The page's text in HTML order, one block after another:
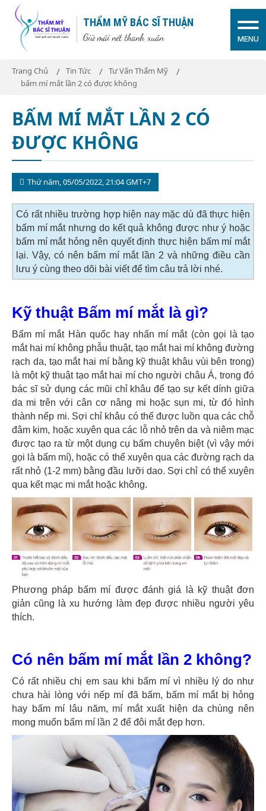
THẨM MỸ BÁC SĨ THUẬN
Giữ mãi nét thanh xuân MENU
Trang Chủ Tin Tức
Tư Vấn Thẩm Mỹ
bấm mí mắt lần 2 có được không
BẤM MÍ MẮT LẦN 2 CÓ
ĐƯỢC KHÔNG
Thứ năm, 05/05/2022, 21:04 GMT+7
Có rất nhiều trường hợp hiện nay mặc dù đã thực hiện
bấm mí mắt nhưng do kết quả không được như ý hoặc
bấm mí mắt hỏng nên quyết định thực hiện bấm mí mắt
lại. Vậy, có nên bấm mí mắt lần 2 và những điều cần
lưu ý cùng theo dõi bài viết để tìm câu trả lời nhé.
Kỹ thuật Bấm mí mắt là gì?
Bấm mí mắt Hàn quốc hay nhấn mí mắt (còn gọi là tạo
mắt hai mí không phẫu thuật, tạo mắt hai mí không đường
rạch da, tạo mắt hai mí bằng kỹ thuật khâu vùi bên trong)
là một kỹ thuật tạo mắt hai mí cho người châu Á, trong đó
bác sĩ sử dụng các mũi chỉ khâu để tạo sự kết dính giữa
da mi trên với cân cơ nâng mi hoặc sụn mi, từ đó hình
thành nếp mi. Sợi chỉ khâu có thể được luồn qua các chỗ
đâm kim, hoặc xuyên qua các lỗ nhỏ trên da và niêm mạc
được tạo ra từ một dụng cụ bấm chuyên biệt (vì vậy mới
gọi là bấm mí), hoặc có thể xuyên qua các đường rạch da
rất nhỏ (1-2 mm) bằng đầu lưỡi dao. Sợi chỉ có thể xuyên
qua kết mạc mi mắt hoặc không.
Phương pháp bấm mí được đánh giá là kỹ thuật đơn
giản cũng là xu hướng làm đẹp được nhiều người yêu
thích.
Có nên bấm mí mắt lần 2 không?
Có rất nhiều chị em sau khi bấm mí vì nhiều lý do như
chưa hài lòng với nếp mí đã bấm, bấm mí mắt bị hỏng
hay bấm mí lâu năm, mí mắt xuất hiện da chùng nên
mong muốn bấm mí lần 2 để đôi mắt đẹp hơn.